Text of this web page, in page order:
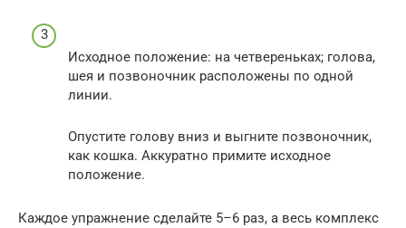
Исходное положение: на четвереньках; голова,
шея и позвоночник расположены по одной
линии.
Опустите голову вниз и выгните позвоночник,
как кошка. Аккуратно примите исходное
положение.
Каждое упражнение сделайте 5–6 раз, а весь комплекс